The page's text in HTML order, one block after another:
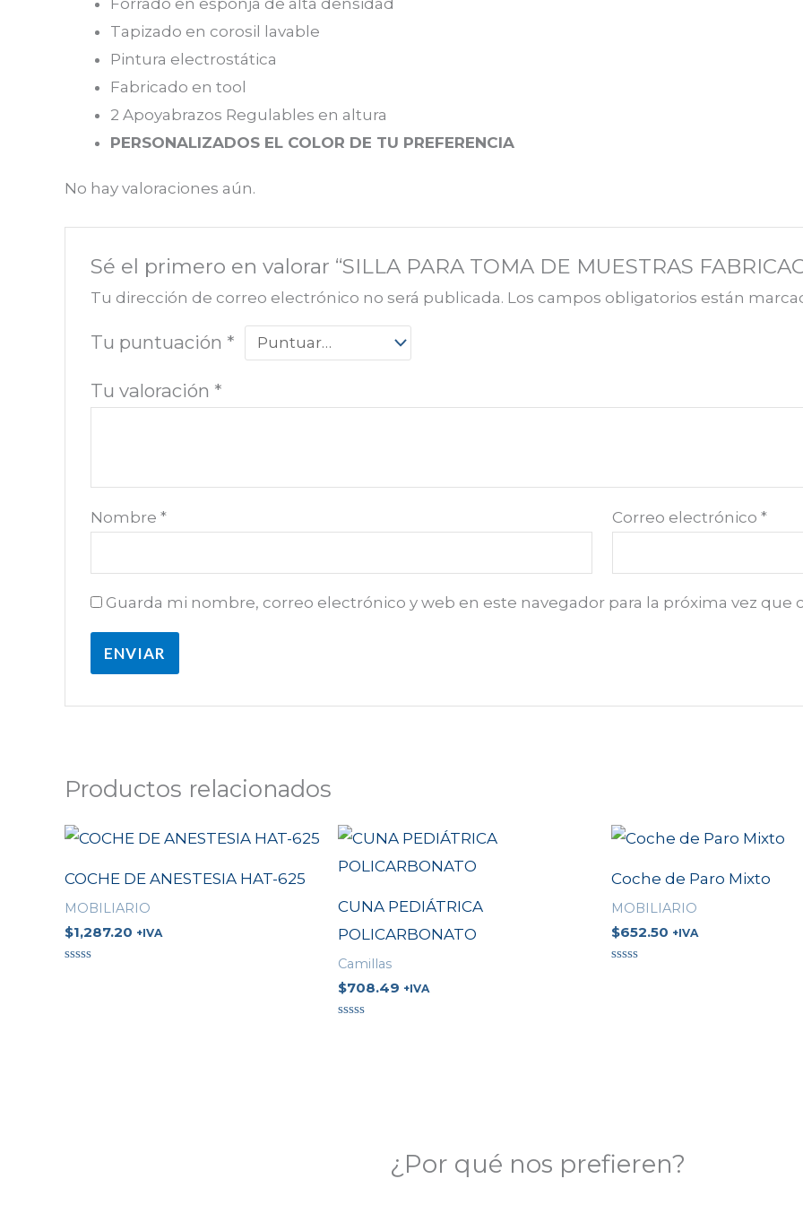
Tapizado en corosil lavable
Pintura electrostática
Fabricado en tool
2 Apoyabrazos Regulables en altura
PERSONALIZADOS EL COLOR DE TU PREFERENCIA
No hay valoraciones aún.
Sé el primero en valorar “SILLA PARA TOMA DE MUESTRAS
Tu dirección de correo electrónico no será publicada. Los campos obligatorios están
Tu puntuación *
Tu valoración *
Nombre* Correo electrónico*
Guarda mi nombre, correo electrónico y web en este navegador para la próxima vez que
Productos relacionados
COCHE DE ANESTESIA HAT-625
MOBILIARIO
$1,287.20 +IVA
CUNA PEDIÁTRICA
POLICARBONATO
Camillas
$708.49 +IVA
Coche de Paro Mixto
MOBILIARIO
$652.50 +IVA
¿Por qué nos prefieren?